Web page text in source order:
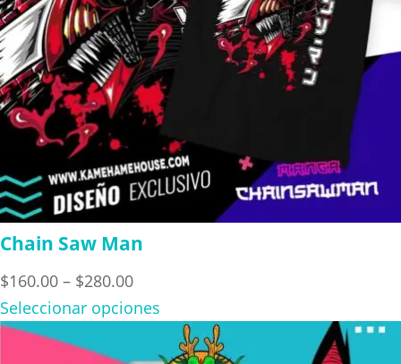
Chain Saw Man
$160.00 – $280.00Price
range:
$160.00
Seleccionar opciones